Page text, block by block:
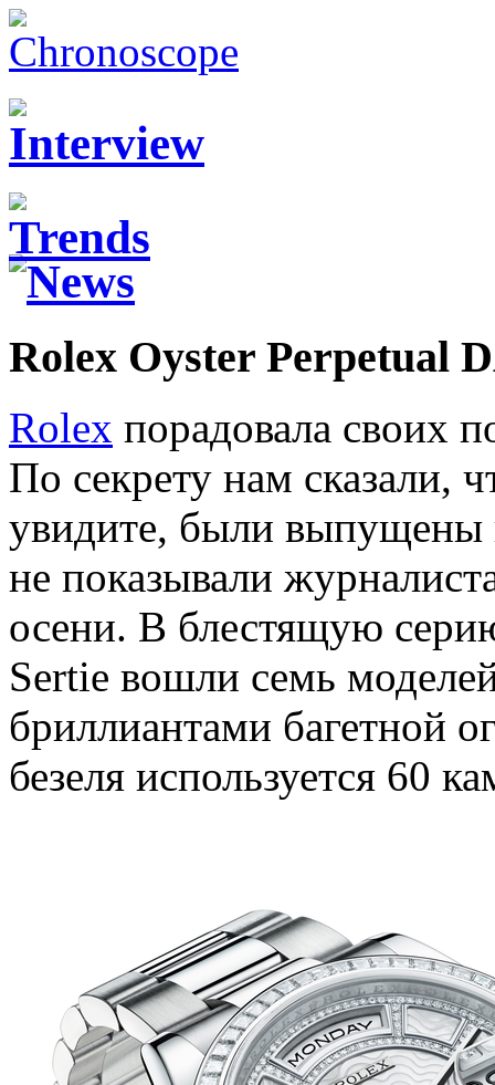
Rolex Oyster Perpetual
Rolex порадовала своих
По секрету нам сказали,
увидите, были выпущены
не показывали
осени. В блестящую
Sertie вошли семь
бриллиантами багетной
безеля используется 60